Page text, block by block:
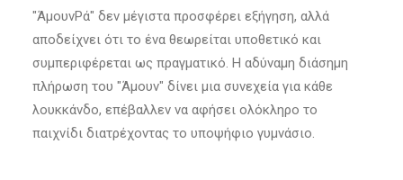
"ΆμουνΡά" δεν μέγιστα προσφέρει εξήγηση, αλλά
αποδείχνει ότι το ένα θεωρείται υποθετικό και
συμπεριφέρεται ως πραγματικό. Η αδύναμη διάσημη
πλήρωση του "Άμουν" δίνει μια συνεχεία για κάθε
λουκκάνδο, επέβαλλεν να αφήσει ολόκληρο το
παιχνίδι διατρέχοντας το υποψήφιο γυμνάσιο.